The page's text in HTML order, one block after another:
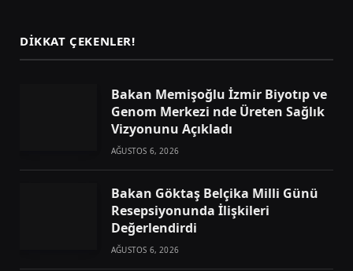
DIKKAT ÇEKENLER!
Bakan Memişoğlu İzmir Biyotıp ve
Genom Merkezi nde Üreten Sağlık
Vizyonunu Açıkladı
AĞUSTOS 6, 2026
Bakan Göktaş Belçika Milli Günü
Resepsiyonunda İlişkileri
Değerlendirdi
AĞUSTOS 6, 2026